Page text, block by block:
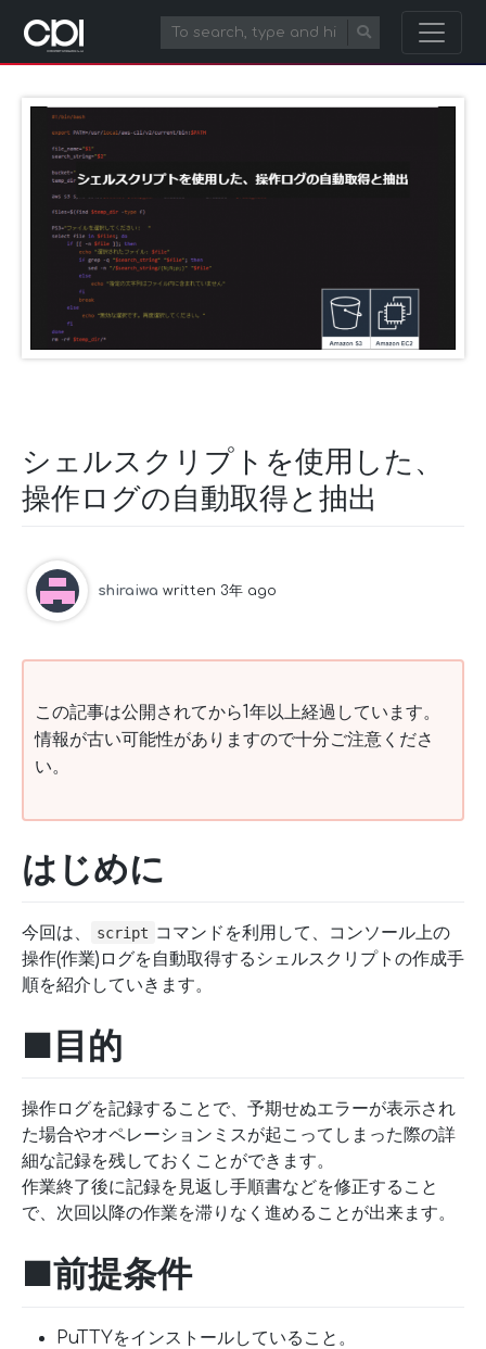
シェルスクリプトを使用した、
操作ログの自動取得と抽出
shiraiwa written 3年 ago
この記事は公開されてから1年以上経過しています。
情報が古い可能性がありますので十分ご注意くださ
い。
はじめに
今回は、 script コマンドを利用して、コンソール上の
操作(作業)ログを自動取得するシェルスクリプトの作成手
順を紹介していきます。
■目的
操作ログを記録することで、予期せぬエラーが表示され
た場合やオペレーションミスが起こってしまった際の詳
細な記録を残しておくことができます。
作業終了後に記録を見返し手順書などを修正すること
で、次回以降の作業を滞りなく進めることが出来ます。
■前提条件
PuTTYをインストールしていること。